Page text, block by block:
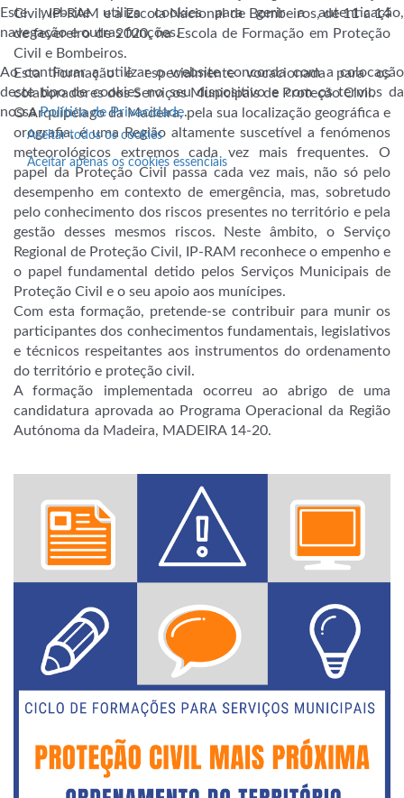
Civil, IP-RAM e a Escola Nacional de Bombeiros, de 11 a 14
de fevereiro de 2020, na Escola de Formação em Proteção
Civil e Bombeiros.
Esta Formação é especialmente vocacionada para os
colaboradores dos Serviços Municipais de Proteção Civil.
O Arquipélago da Madeira, pela sua localização geográfica e
orografia, é uma Região altamente suscetível a fenómenos
meteorológicos extremos cada vez mais frequentes. O
papel da Proteção Civil passa cada vez mais, não só pelo
desempenho em contexto de emergência, mas, sobretudo
pelo conhecimento dos riscos presentes no território e pela
gestão desses mesmos riscos. Neste âmbito, o Serviço
Regional de Proteção Civil, IP-RAM reconhece o empenho e
o papel fundamental detido pelos Serviços Municipais de
Proteção Civil e o seu apoio aos munícipes.
Com esta formação, pretende-se contribuir para munir os
participantes dos conhecimentos fundamentais, legislativos
e técnicos respeitantes aos instrumentos do ordenamento
do território e proteção civil.
A formação implementada ocorreu ao abrigo de uma
candidatura aprovada ao Programa Operacional da Região
Autónoma da Madeira, MADEIRA 14-20.
Este website utiliza cookies para gerir a autenticação,
navegação e outras funções.
Ao continuar a utilizar o website concorda com a colocação
deste tipo de cookies no seu dispositivo e com os termos da
nossaPolítica de Privacidade.
Aceitar todos os cookies
Aceitar apenas os cookies essenciais